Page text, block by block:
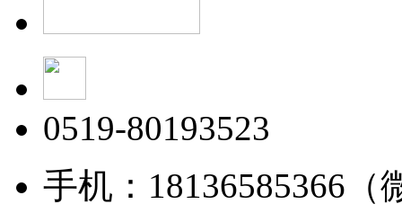
0519-80193523
手机：18136585366（